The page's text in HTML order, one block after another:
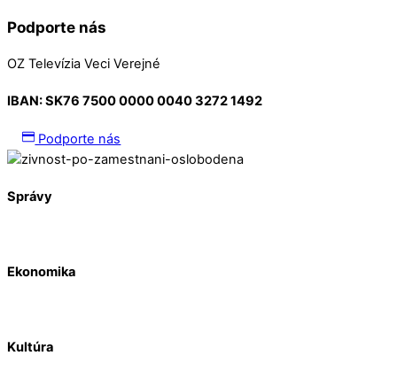
Podporte nás
OZ Televízia Veci Verejné
IBAN:SK76 7500 0000 0040 3272 1492
Podporte nás
Správy
Ekonomika
Kultúra